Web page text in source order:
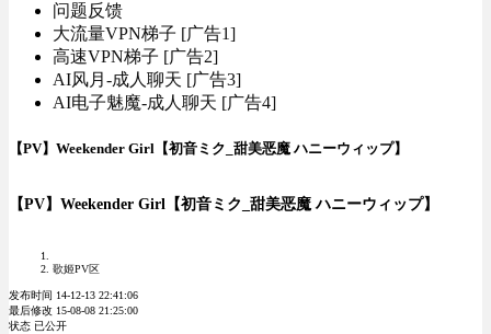
问题反馈
大流量VPN梯子 [广告1]
高速VPN梯子 [广告2]
AI风月-成人聊天 [广告3]
AI电子魅魔-成人聊天 [广告4]
【PV】Weekender Girl【初音ミク_甜美恶魔 ハニーウィップ】
【PV】Weekender Girl【初音ミク_甜美恶魔 ハニーウィップ】
歌姬PV区
发布时间 14-12-13 22:41:06
最后修改 15-08-08 21:25:00
状态 已公开